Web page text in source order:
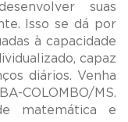
suas
Isso se dá por
à capacidade
capaz
diários. Venha
COLOMBO/MS.
matemática e